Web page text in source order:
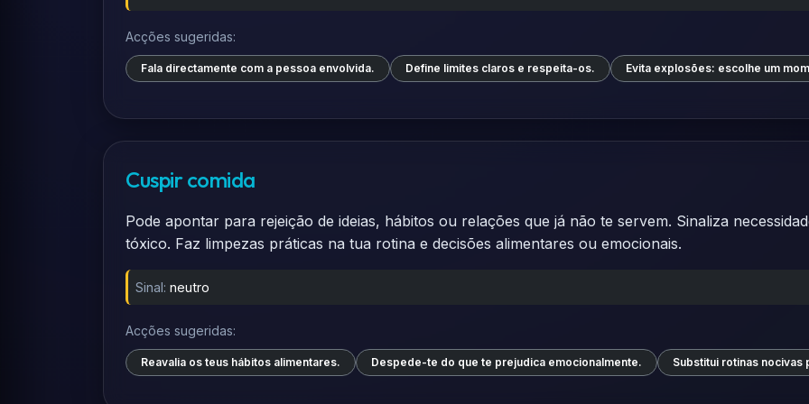
Acções sugeridas:
Fala directamente com a pessoa envolvida. Define limites claros e respeita-os. Evita explosões: escolhe um
Cuspir comida
Pode apontar para rejeição de ideias, hábitos ou relações que já não te servem. Sinaliza
tóxico. Faz limpezas práticas na tua rotina e decisões alimentares ou emocionais.
Sinal: neutro
Acções sugeridas:
Reavalia os teus hábitos alimentares. Despede-te do que te prejudica emocionalmente. Substitui rotinas nocivas